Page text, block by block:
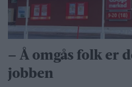
– Å omgås folk er
jobben